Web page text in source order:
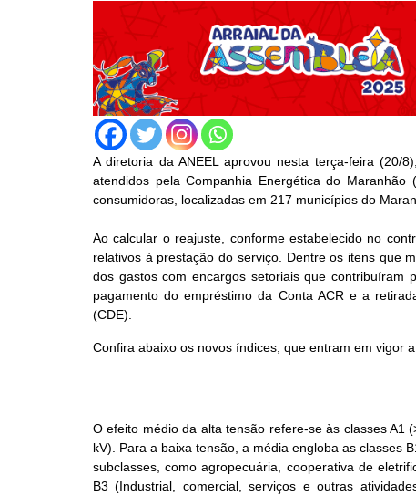
A diretoria da ANEEL aprovou nesta terça-feira (20/
atendidos pela Companhia Energética do
consumidoras, localizadas em 217 municípios do
Ao calcular o reajuste, conforme estabelecido no
relativos à prestação do serviço. Dentre os itens que
dos gastos com encargos setoriais que
pagamento do empréstimo da Conta ACR e a
(CDE).
Confira abaixo os novos índices, que entram em vigor
O efeito médio da alta tensão refere-se às classes A1
kV). Para a baixa tensão, a média engloba as classes
subclasses, como agropecuária, cooperativa de
B3 (Industrial, comercial, serviços e outras